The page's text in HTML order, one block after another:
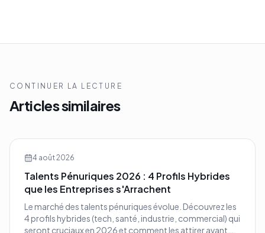
CONTINUER LA LECTURE
Articles similaires
4 août 2026
Talents Pénuriques 2026 : 4 Profils Hybrides
que les Entreprises s'Arrachent
Le marché des talents pénuriques évolue. Découvrez les
4 profils hybrides (tech, santé, industrie, commercial) qui
seront cruciaux en 2026 et comment les attirer avant